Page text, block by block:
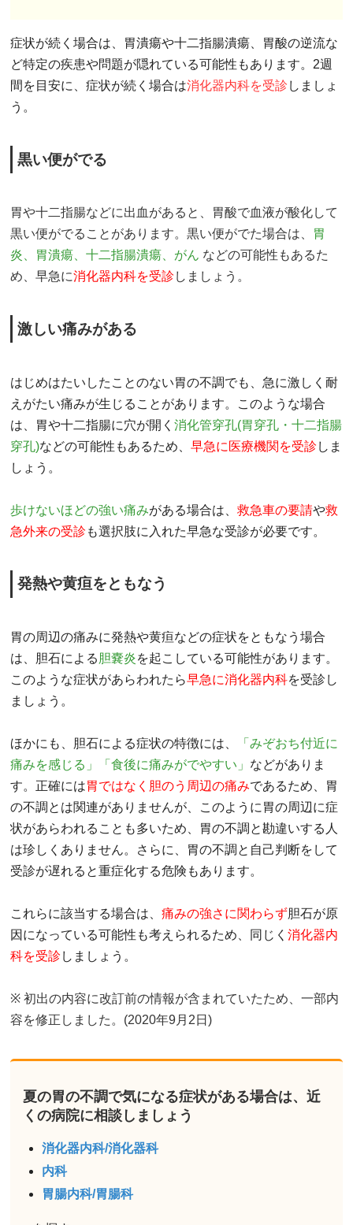
症状が続く場合は、胃潰瘍や十二指腸潰瘍、胃酸の逆流な
ど特定の疾患や問題が隠れている可能性もあります。2週
間を目安に、症状が続く場合は消化器内科を受診 しましょ
う。
黒い便がでる
胃や十二指腸などに出血があると、胃酸で血液が酸化して
黒い便がでることがあります。黒い便がでた場合は、
胃
炎、胃潰瘍、十二指腸潰瘍、がん などの可能性もあるた
め、早急に消化器内科を受診 しましょう。
激しい痛みがある
はじめはたいしたことのない胃の不調でも、急に激しく耐
えがたい痛みが生じることがあります。このような場合
は、胃や十二指腸に穴が開く 消化管穿孔(胃穿孔・十二指腸
穿孔)などの可能性もあるため、 早急に医療機関を受診 しま
しょう。
歩けないほどの強い痛みがある場合は、 救急車の要請や救
急外来の受診 も選択肢に入れた早急な受診が必要です。
発熱や黄疸をともなう
胃の周辺の痛みに発熱や黄疸などの症状をともなう場合
は、胆石による胆嚢炎を起こしている可能性があります。
このような症状があらわれたら早急に消化器内科を受診し
ましょう。
ほかにも、胆石による症状の特徴には、
「みぞおち付近に
痛みを感じる」「食後に痛みがでやすい」 などがありま
す。正確には胃ではなく胆のう周辺の痛みであるため、胃
の不調とは関連がありませんが、このように胃の周辺に症
状があらわれることも多いため、胃の不調と勘違いする人
は珍しくありません。さらに、胃の不調と自己判断をして
受診が遅れると重症化する危険もあります。
これらに該当する場合は、 痛みの強さに関わらず胆石が原
因になっている可能性も考えられるため、同じく 消化器内
科を受診 しましょう。
※ 初出の内容に改訂前の情報が含まれていたため、一部内
容を修正しました。(2020年9月2日)
夏の胃の不調で気になる症状がある場合は、近
くの病院に相談しましょう
消化器内科/消化器科
内科
胃腸内科/胃腸科